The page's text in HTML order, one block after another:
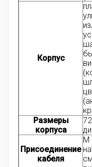
Корпус
Размеры
корпуса
Присоединение
кабеля
M